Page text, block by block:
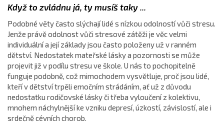
Když to zvládnu já, ty musíš taky ...
Podobné věty často slýchají lidé s nízkou odolností vůči stresu.
Jenže právě odolnost vůči stresové zátěži je věc velmi
individuální a její základy jsou často položeny už v ranném
dětství. Nedostatek mateřské lásky a pozornosti se může
projevit již v podílu stresu ve škole. U nás to pochopitelně
funguje podobně, což mimochodem vysvětluje, proč jsou lidé,
kteří v dětství trpěli emočním strádáním, ať už z důvodu
nedostatku rodičovské lásky či třeba vyloučení z kolektivu,
mnohem náchylnější ke vzniku depresí, úzkostí, závislostí, ale i
srdečně cévních chorob.